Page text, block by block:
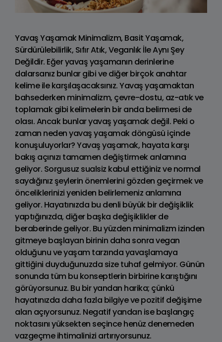
Yavaş Yaşamak Minimalizm, Basit Yaşamak,
Sürdürülebilirlik, Sıfır Atık, Veganlık İle Aynı Şey
Değildir. Eğer yavaş yaşamanın derinlerine
dalarsanız bunlar gibi ve diğer birçok anahtar
kelime ile karşılaşacaksınız. Yavaş yaşamaktan
bahsederken minimalizm, çevre-dostu, az-atık ve
toplamak gibi kelimelerin bir anda belirmesi de
olası. Ancak bunlar yavaş yaşamak değil. Peki o
zaman neden yavaş yaşamak döngüsü içinde
konuşuluyorlar? Yavaş yaşamak, hayata karşı
bakış açınızı tamamen değiştirmek anlamına
geliyor. Sorgusuz sualsiz kabul ettiğiniz ve normal
saydığınız şeylerin önemlerini gözden geçirmek ve
önceliklerinizi yeniden belirlemeniz anlamına
geliyor. Hayatınızda bu denli büyük bir değişiklik
yaptığınızda, diğer başka değişiklikler de
beraberinde geliyor. Bu yüzden minimalizm izinden
gitmeye başlayan birinin daha sonra vegan
olduğunu ve yaşam tarzında yavaşlamaya
gittiğini duyduğunuzda size tuhaf gelmiyor. Günün
sonunda tüm bu konseptlerin birbirine karıştığını
görüyorsunuz. Bu bir yandan harika; çünkü
hayatınızda daha fazla bilgiye ve pozitif değişime
alan açıyorsunuz. Negatif yandan ise başlangıç
noktasını yüksekten seçince henüz denemeden
vazgeçme ihtimalinizi artırıyorsunuz.